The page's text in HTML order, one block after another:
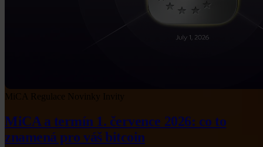
MiCA Regulace Novinky Invity
MiCA a termín 1. července 2026: co to
znamená pro váš bitcoin